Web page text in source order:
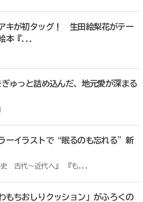
キが初タッグ！ 生田絵梨花がテー
本『...
ゅっと詰め込んだ、地元愛が深まる
ーイラストで“眠るのも忘れる”新
史 古代～近代へ』 『も...
もちおしりクッション」がふろくの